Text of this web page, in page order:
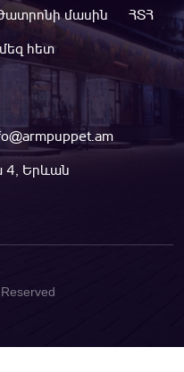
մասին
ՀՏՀ
հետ
4, Երևան